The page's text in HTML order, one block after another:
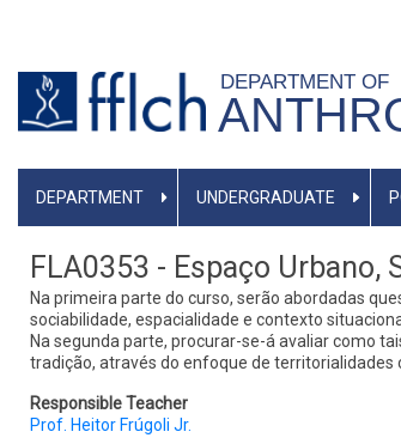
content
DEPARTMENT OF
MAIN
DEPARTMENT UNDERGRADUATE
FLA0353 - Espaço
Na primeira parte do curso, serão abordadas
sociabilidade, espacialidade e contexto
Na segunda parte, procurar-se-á avaliar como
tradição, através do enfoque de territorialidades
Responsible Teacher
Prof. Heitor Frúgoli Jr.